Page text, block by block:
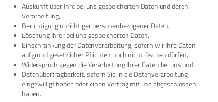
Auskunft über Ihre bei uns gespeicherten Daten und deren
Verarbeitung,
Berichtigung unrichtiger personenbezogener Daten,
Löschung Ihrer bei uns gespeicherten Daten,
Einschränkung der Datenverarbeitung, sofern wir Ihre Daten
aufgrund gesetzlicher Pflichten noch nicht löschen dürfen,
Widerspruch gegen die Verarbeitung Ihrer Daten bei uns und
Datenübertragbarkeit, sofern Sie in die Datenverarbeitung
eingewilligt haben oder einen Vertrag mit uns abgeschlossen
haben.